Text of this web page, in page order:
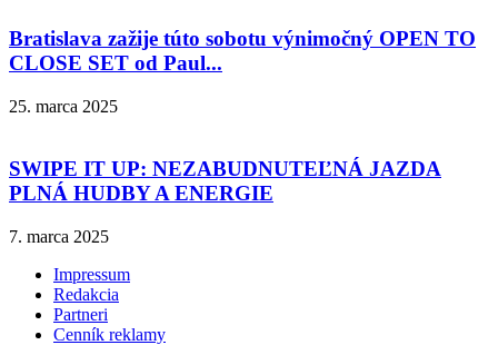
Bratislava zažije túto sobotu výnimočný OPEN TO
CLOSE SET od Paul...
25. marca 2025
SWIPE IT UP: NEZABUDNUTEĽNÁ JAZDA
PLNÁ HUDBY A ENERGIE
7. marca 2025
Impressum
Redakcia
Partneri
Cenník reklamy